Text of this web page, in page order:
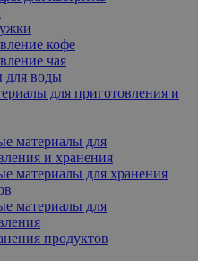
кофе
чая
для воды
для приготовления и
материалы для
и хранения
материалы для хранения
материалы для
продуктов